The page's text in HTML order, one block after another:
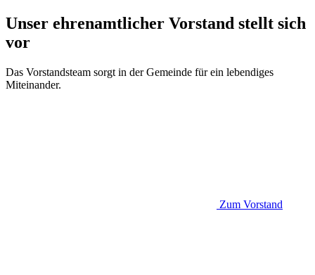
Unser ehrenamtlicher Vorstand stellt sich
vor
Das Vorstandsteam sorgt in der Gemeinde für ein lebendiges
Miteinander.
Zum Vorstand